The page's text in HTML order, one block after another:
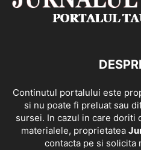
Continutul portalului este
si nu poate fi preluat sau
sursei. In cazul in care doriti
materialele, proprietatea
contacta pe si solicita